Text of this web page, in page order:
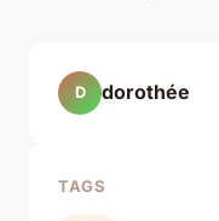
D dorothée
TAGS